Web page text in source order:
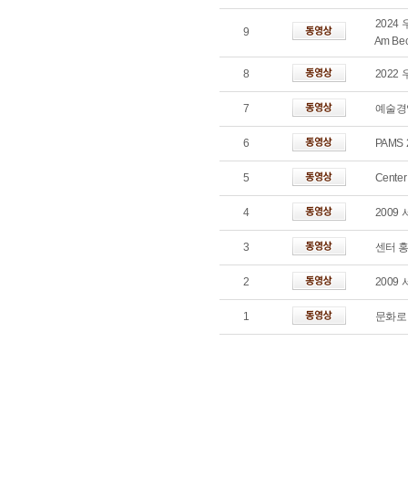
9
2024
Am
8 2022
7 예술
6
5
4 2009
3 센터
2 2009
1 문화